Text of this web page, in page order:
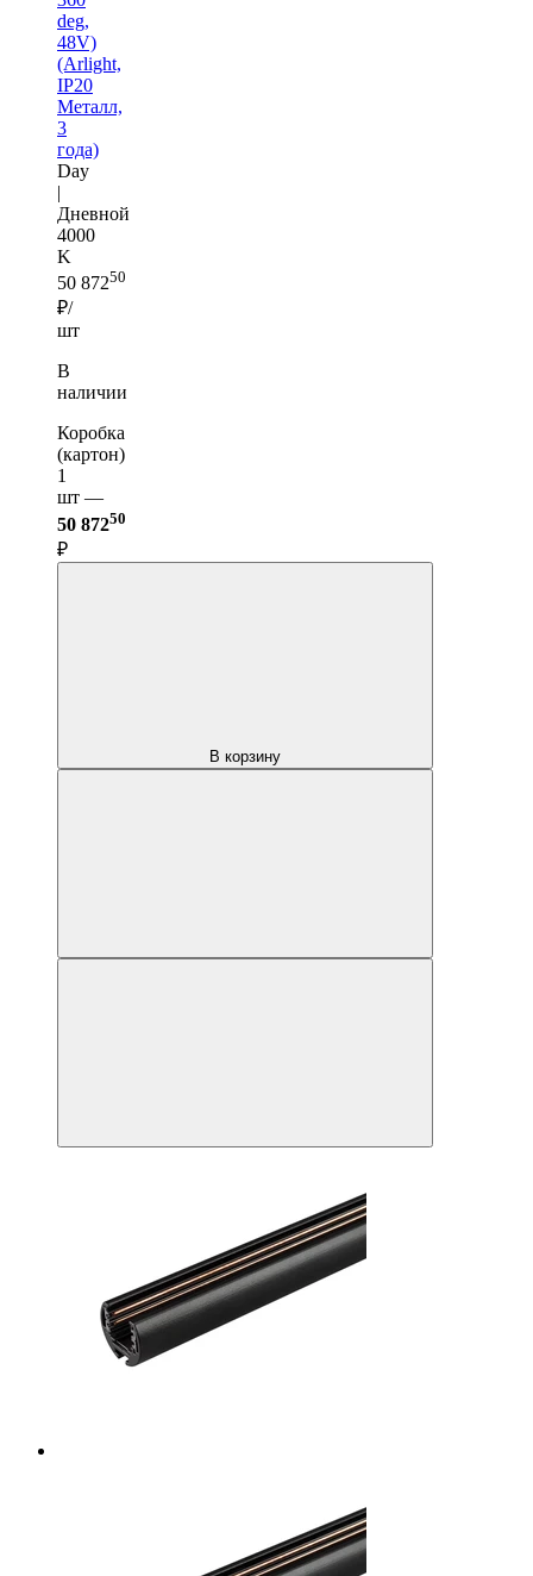
deg,
48V)
(Arlight,
IP20
Металл,
3
года)
Day
|
Дневной
4000
K
50 87250
₽/
шт
В
наличии
Коробка
(картон)
1
шт —
50 87250
₽
В корзину